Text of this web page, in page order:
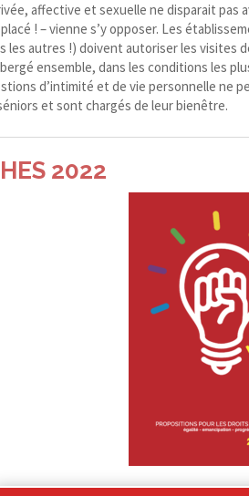
affective et sexuelle ne disparait pas
! – vienne s’y opposer. Les
autres !) doivent autoriser les visites
ensemble, dans les conditions les
d’intimité et de vie personnelle ne
et sont chargés de leur bienêtre.
2022